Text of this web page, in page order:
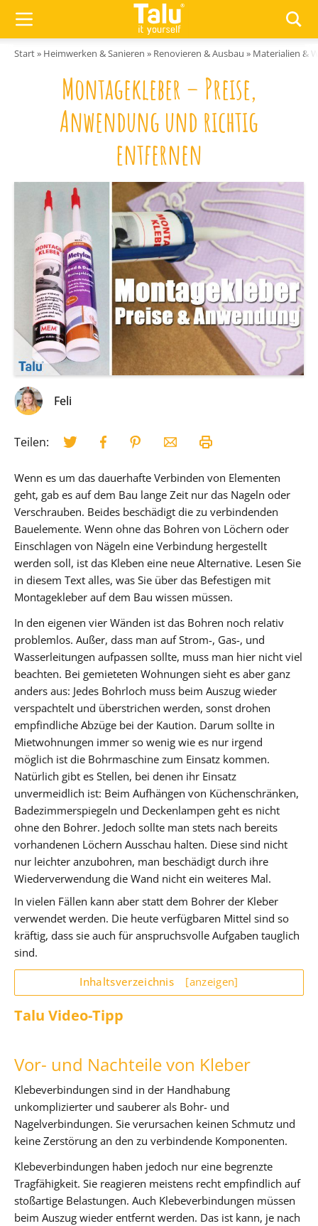
Start» Heimwerken & Sanieren » Renovieren & Ausbau » Materialien &
Montagekleber – Preise,
Anwendung und richtig
entfernen
Feli
Teilen:
Wenn es um das dauerhafte Verbinden von Elementen
geht, gab es auf dem Bau lange Zeit nur das Nageln oder
Verschrauben. Beides beschädigt die zu verbindenden
Bauelemente. Wenn ohne das Bohren von Löchern oder
Einschlagen von Nägeln eine Verbindung hergestellt
werden soll, ist das Kleben eine neue Alternative. Lesen Sie
in diesem Text alles, was Sie über das Befestigen mit
Montagekleber auf dem Bau wissen müssen.
In den eigenen vier Wänden ist das Bohren noch relativ
problemlos. Außer, dass man auf Strom-, Gas-, und
Wasserleitungen aufpassen sollte, muss man hier nicht viel
beachten. Bei gemieteten Wohnungen sieht es aber ganz
anders aus: Jedes Bohrloch muss beim Auszug wieder
verspachtelt und überstrichen werden, sonst drohen
empfindliche Abzüge bei der Kaution. Darum sollte in
Mietwohnungen immer so wenig wie es nur irgend
möglich ist die Bohrmaschine zum Einsatz kommen.
Natürlich gibt es Stellen, bei denen ihr Einsatz
unvermeidlich ist: Beim Aufhängen von Küchenschränken,
Badezimmerspiegeln und Deckenlampen geht es nicht
ohne den Bohrer. Jedoch sollte man stets nach bereits
vorhandenen Löchern Ausschau halten. Diese sind nicht
nur leichter anzubohren, man beschädigt durch ihre
Wiederverwendung die Wand nicht ein weiteres Mal.
In vielen Fällen kann aber statt dem Bohrer der Kleber
verwendet werden. Die heute verfügbaren Mittel sind so
kräftig, dass sie auch für anspruchsvolle Aufgaben tauglich
sind.
Inhaltsverzeichnis [anzeigen]
Talu Video-Tipp
Vor- und Nachteile von Kleber
Klebeverbindungen sind in der Handhabung
unkomplizierter und sauberer als Bohr- und
Nagelverbindungen. Sie verursachen keinen Schmutz und
keine Zerstörung an den zu verbindende Komponenten.
Klebeverbindungen haben jedoch nur eine begrenzte
Tragfähigkeit. Sie reagieren meistens recht empfindlich auf
stoßartige Belastungen. Auch Klebeverbindungen müssen
beim Auszug wieder entfernt werden. Das ist kann, je nach